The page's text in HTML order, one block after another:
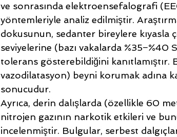
ve sonrasında elektroensefalografi
yöntemleriyle analiz edilmiştir.
dokusunun, sedanter bireylere kıyasla
seviyelerine (bazı vakalarda %35−%40
tolerans gösterebildiğini
vazodilatasyon) beyni korumak adına
sonucudur.
Ayrıca, derin dalışlarda (özellikle 60
nitrojen gazının narkotik etkileri ve
incelenmiştir. Bulgular, serbest